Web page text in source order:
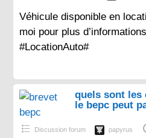
Véhicule disponible en
moi pour plus
#LocationAuto#
quels sont les
le bepc peut
Discussion forum papyrus